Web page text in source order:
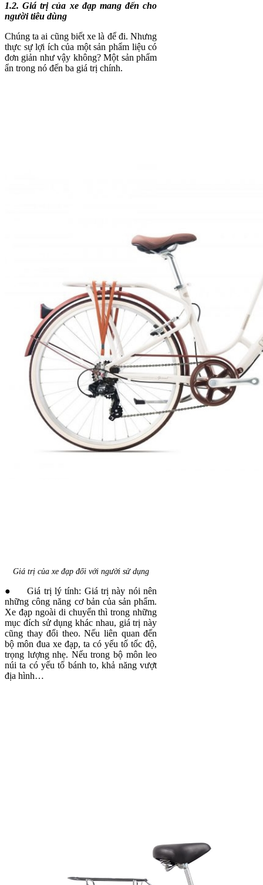
1.2. Giá trị của xe đạp mang đến cho
người tiêu dùng
Chúng ta ai cũng biết xe là để đi. Nhưng
thực sự lợi ích của một sản phẩm liệu có
đơn giản như vậy không? Một sản phẩm
ẩn trong nó đến ba giá trị chính.
Giá trị của xe đạp đối với người sử dụng
● Giá trị lý tính: Giá trị này nói nên
những công năng cơ bản của sản phẩm.
Xe đạp ngoài di chuyển thì trong những
mục đích sử dụng khác nhau, giá trị này
cũng thay đổi theo. Nếu liên quan đến
bộ môn đua xe đạp, ta có yếu tố tốc độ,
trọng lượng nhẹ. Nếu trong bộ môn leo
núi ta có yếu tố bánh to, khả năng vượt
địa hình…